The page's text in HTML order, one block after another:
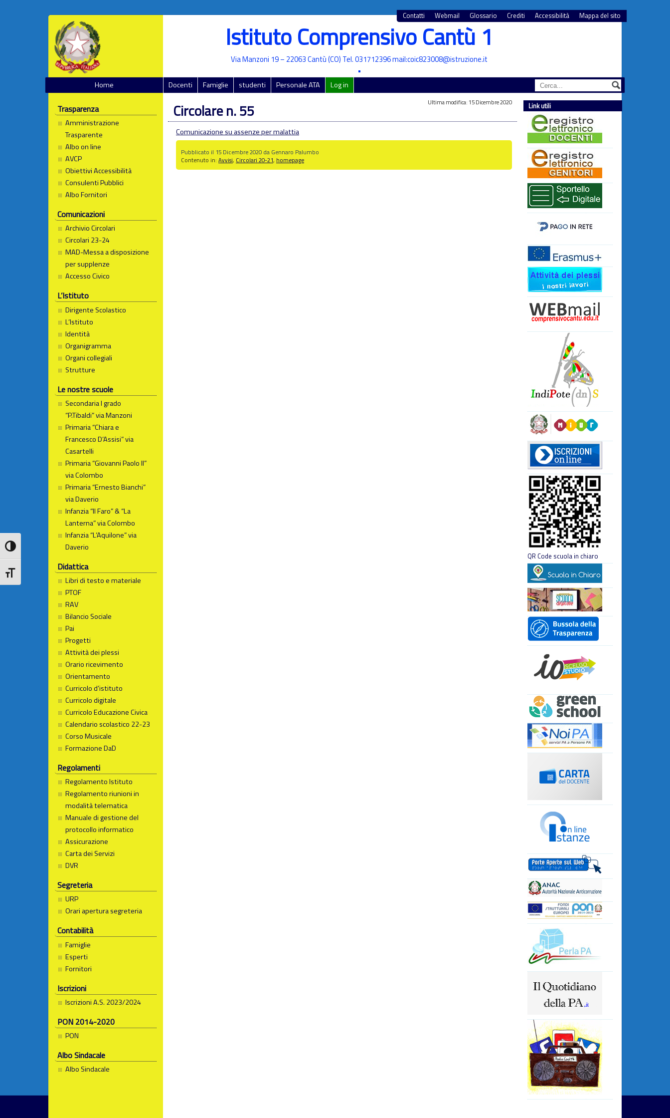
Attiva/disattiva alto contrasto
Attiva/disattiva dimensione testo
Mappa del sito
Accessibilità
Crediti
Glossario
Webmail
Contatti
Istituto Comprensivo Cantù 1
Via Manzoni 19 – 22063 Cantù (CO) Tel. 031712396 mail:coic823008@istruzione.it
•
Home Docenti Famiglie studenti Personale ATA Log in
Trasparenza
Amministrazione
Trasparente
Albo on line
AVCP
Obiettivi Accessibilità
Consulenti Pubblici
Albo Fornitori
Comunicazioni
Archivio Circolari
Circolari 23-24
MAD-Messa a disposizione
per supplenze
Accesso Civico
L’Istituto
Dirigente Scolastico
L’Istituto
Identità
Organigramma
Organi collegiali
Strutture
Le nostre scuole
Secondaria I grado
“P.Tibaldi” via Manzoni
Primaria “Chiara e
Francesco D’Assisi” via
Casartelli
Primaria “Giovanni Paolo II”
via Colombo
Primaria “Ernesto Bianchi”
via Daverio
Infanzia “Il Faro” & “La
Lanterna” via Colombo
Infanzia “L’Aquilone” via
Daverio
Didattica
Libri di testo e materiale
PTOF
RAV
Bilancio Sociale
Pai
Progetti
Attività dei plessi
Orario ricevimento
Orientamento
Curricolo d’istituto
Curricolo digitale
Curricolo Educazione Civica
Calendario scolastico 22-23
Corso Musicale
Formazione DaD
Regolamenti
Regolamento Istituto
Regolamento riunioni in
modalità telematica
Manuale di gestione del
protocollo informatico
Assicurazione
Carta dei Servizi
DVR
Segreteria
URP
Orari apertura segreteria
Contabilità
Famiglie
Esperti
Fornitori
Iscrizioni
Iscrizioni A.S. 2023/2024
PON 2014-2020
PON
Albo Sindacale
Albo Sindacale
Ultima modifica: 15 Dicembre 2020
Circolare n. 55
Comunicazione su assenze per malattia
Pubblicato il 15 Dicembre 2020 da Gennaro Palumbo
Contenuto in: Avvisi, Circolari 20-21, homepage
Link utili
QR Code scuola in chiaro